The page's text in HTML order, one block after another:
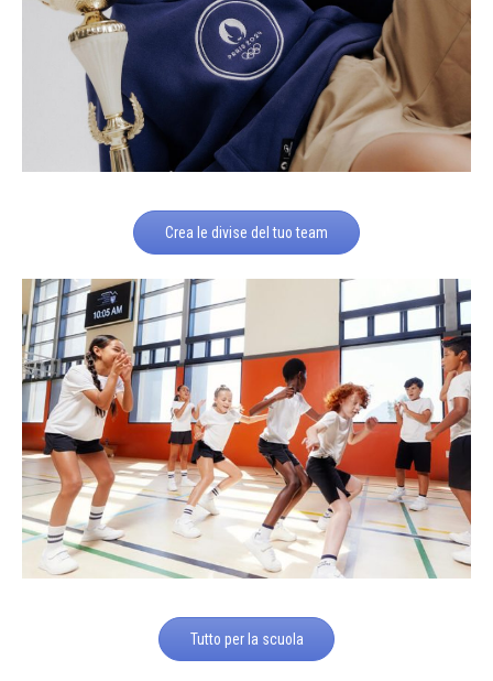
Crea le divise del tuo team
Tutto per la scuola